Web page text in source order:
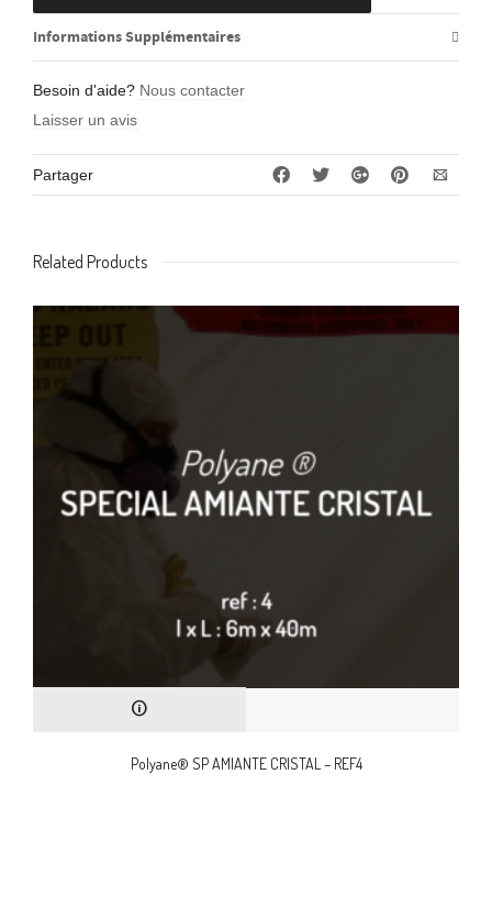
Informations Supplémentaires
Besoin d'aide? Nous contacter
Laisser un avis
Partager
Related Products
Polyane® SP AMIANTE CRISTAL – REF4